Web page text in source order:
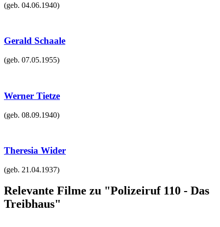
(geb. 04.06.1940)
Gerald Schaale
(geb. 07.05.1955)
Werner Tietze
(geb. 08.09.1940)
Theresia Wider
(geb. 21.04.1937)
Relevante Filme zu "Polizeiruf 110 - Das
Treibhaus"